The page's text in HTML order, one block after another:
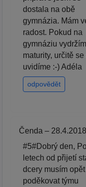
dostala na obě
gymnázia. Mám
radost. Pokud na
gymnáziu
maturity, určitě se
uvidíme :-) Adéla
odpovědět
Čenda –
#5#Dobrý den,
letech od přijetí
dcery musím
poděkovat týmu